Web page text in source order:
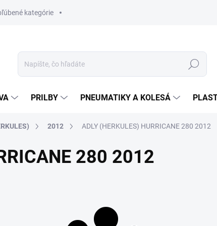
kategórie
Hľadať
PRILBY PNEUMATIKY A KOLESÁ
2012 ADLY (HERKULES) HURRICANE 280 2012
280 2012